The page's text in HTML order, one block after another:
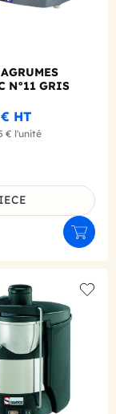
N°11 GRIS
HT
€ l'unité
du produit